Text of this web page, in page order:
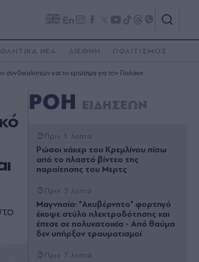
En
ΝΕΑ ΔΙΕΘΝΗ ΠΟΛΙΤΙΣΜΟΣ
συνδικαλιστών και το ερώτημα για τον Πολάκη
ΡΟΗ ΕΙΔΗΣΕΩΝ
Πριν 1 λεπτά
Ρώσοι χάκερ του Κρεμλίνου πίσω
από το πλαστό βίντεο της
παραίτησης του Μερτς
Πριν 3 λεπτά
Μαγνησία: "Ακυβέρνητο" φορτηγό
έκοψε στύλο ηλεκτροδότησης και
έπεσε σε πολυκατοικία - Από θαύμα
δεν υπήρξαν τραυματισμοί
Πριν 7 λεπτά